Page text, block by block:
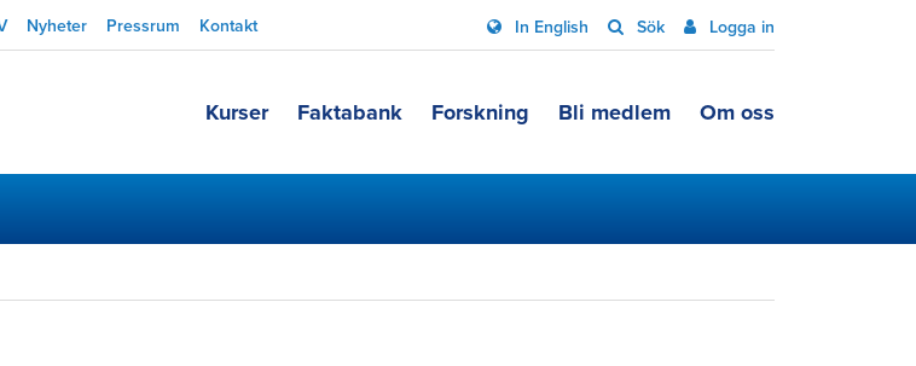
Nyheter Pressrum Kontakt In English Sök Logga in
Kurser Faktabank Forskning Bli medlem Om oss